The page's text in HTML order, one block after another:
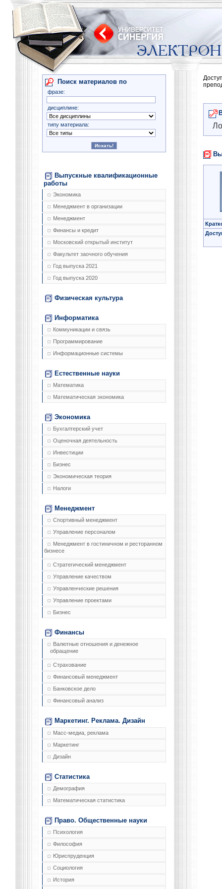
Поиск материалов по
фразе:
дисциплине:
типу материала:
Выпускные квалификационные
работы
Экономика
Менеджмент в организации
Менеджмент
Финансы и кредит
Московский открытый институт
Факультет заочного обучения
Год выпуска 2021
Год выпуска 2020
Физическая культура
Информатика
Коммуникации и связь
Программирование
Информационные системы
Естественные науки
Математика
Математическая экономика
Экономика
Бухгалтерский учет
Оценочная деятельность
Инвестиции
Бизнес
Экономическая теория
Налоги
Менеджмент
Спортивный менеджмент
Управление персоналом
Менеджмент в гостиничном и ресторанном
бизнесе
Стратегический менеджмент
Управление качеством
Управленческие решения
Управление проектами
Бизнес
Финансы
Валютные отношения и денежное
обращение
Страхование
Финансовый менеджмент
Банковское дело
Финансовый анализ
Маркетинг. Реклама. Дизайн
Масс-медиа, реклама
Маркетинг
Дизайн
Статистика
Демография
Математическая статистика
Право. Общественные науки
Психология
Философия
Юриспруденция
Социология
История